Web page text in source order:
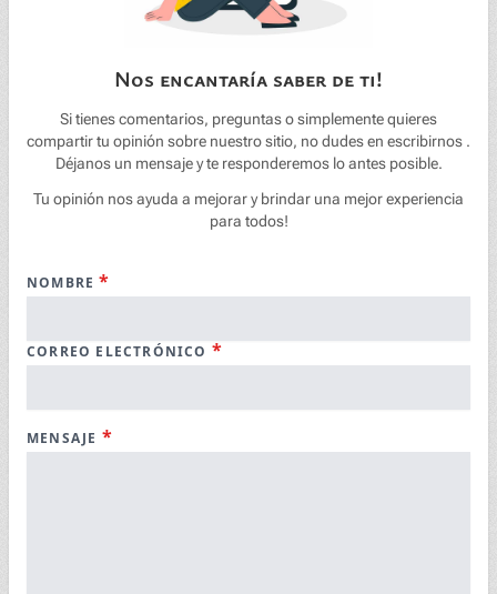
Nos encantaría saber de ti!
Si tienes comentarios, preguntas o simplemente quieres
compartir tu opinión sobre nuestro sitio, no dudes en escribirnos .
Déjanos un mensaje y te responderemos lo antes posible.
Tu opinión nos ayuda a mejorar y brindar una mejor experiencia
para todos!
NOMBRE*
CORREO ELECTRÓNICO *
MENSAJE *